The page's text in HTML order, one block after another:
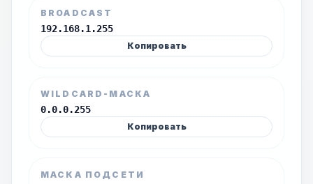
BROADCAST
192.168.1.255
Копировать
WILDCARD-МАСКА
0.0.0.255
Копировать
МАСКА ПОДСЕТИ